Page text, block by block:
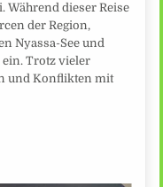
Während dieser Reise
der Region,
Nyassa-See und
ein. Trotz vieler
und Konflikten mit